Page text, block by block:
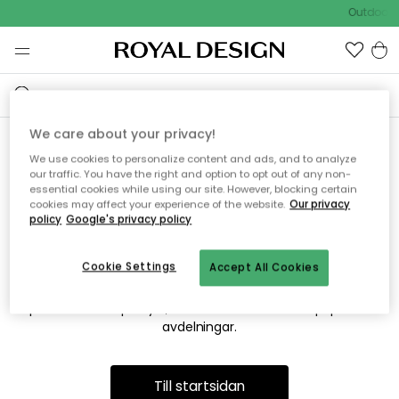
Outdoor
Vi hittar tyvärr inte sidan du
söker
Detta kan bero på att sidan inte längre finns eller att den har
flyttats. Vi ber om ursäkt för besväret. I menyn ovan kan du
avdelningar.
Till startsidan
We care about your privacy!
We use cookies to personalize content and ads, and to analyze
our traffic. You have the right and option to opt out of any non-
essential cookies while using our site. However, blocking certain
cookies may affect your experience of the website. Our privacy
policy Google's privacy policy
Accept All Cookies
Cookie Settings